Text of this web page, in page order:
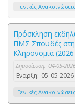
Γενικές
Πρόσκληση
ΠΜΣ Σπουδές
Κληρονομιά
Δημοσίευση: 04-05-
Έναρξη: 05-05-2026
Γενικές